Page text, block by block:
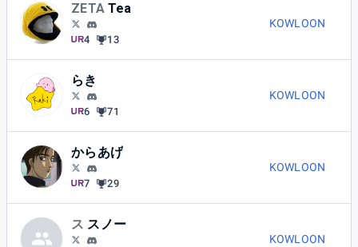
ZETA Tea
4 13
KOWLOON
らき
6 71
KOWLOON
からあげ
7 29
KOWLOON
ス スノー
KOWLOON